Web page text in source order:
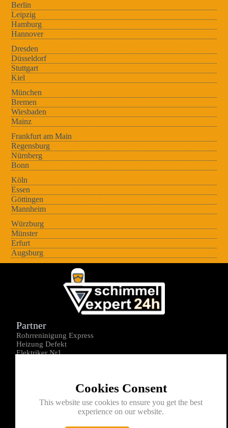
Berlin
Leipzig
Hamburg
Hannover
Dresden
Düsseldorf
Stuttgart
Kiel
München
Bremen
Wiesbaden
Mainz
Frankfurt am Main
Regensburg
Nürnberg
Bonn
Köln
Essen
Göttingen
Mannheim
Würzburg
Münster
Erfurt
Augsburg
Cookies Consent
This website use cookies to ensure you get the best
experience on our website.
Partner
Rohrreninigung Express
Heizung Defekt
Elektriker Nr1
Kontakt